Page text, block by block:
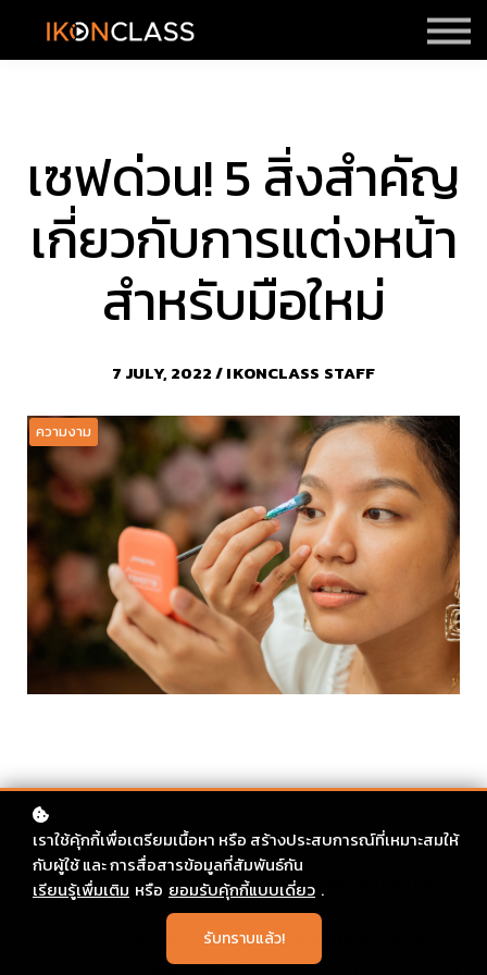
Sign in
เซฟด่วน! 5 สิ่งสำคัญ
เกี่ยวกับการแต่งหน้า
สำหรับมือใหม่
7 JULY, 2022 / IKONCLASS STAFF
ความงาม
สำหรับมือใหม่หัดแต่งหน้า อาจจะเกิดคำถามมากมายตั้งแต่
เรื่องของการเลือกใช้สกินแคร์ที่เหมาะกับผิว ลำดับการลง
เครื่องสำอาง วิธีเลือกสีรองพื้น ไปจนถึงขั้นตอนการแต่ง
IkonClassมีเคล็ดลับเกี่ยวกับ 7 สิ่งสำคัญ
เราใช้คุ้กกี้เพื่อเตรียมเนื้อหา หรือ สร้างประสบการณ์ที่เหมาะสมให้
กับผู้ใช้ และ การสื่อสารข้อมูลที่สัมพันธ์กัน
เรียนรู้เพื่มเติม หรือ ยอมรับคุ้กกี้แบบเดี่ยว .
รับทราบแล้ว!